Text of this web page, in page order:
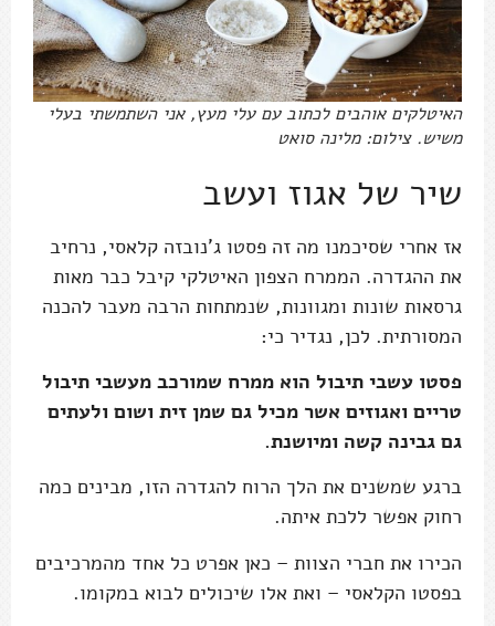
האיטלקים אוהבים לכתוב עם עלי מעץ, אני השתמשתי בעלי
משיש. צילום: מלינה סואט
שיר של אגוז ועשב
אז אחרי שסיכמנו מה זה פסטו ג'נובזה קלאסי, נרחיב
את ההגדרה. הממרח הצפון האיטלקי קיבל כבר מאות
גרסאות שונות ומגוונות, שנמתחות הרבה מעבר להכנה
המסורתית. לכן, נגדיר כי:
פסטו עשבי תיבול הוא ממרח שמורכב מעשבי תיבול
טריים ואגוזים אשר מכיל גם שמן זית ושום ולעתים
גם גבינה קשה ומיושנת.
ברגע שמשנים את הלך הרוח להגדרה הזו, מבינים כמה
רחוק אפשר ללכת איתה.
הכירו את חברי הצוות – כאן אפרט כל אחד מהמרכיבים
בפסטו הקלאסי – ואת אלו שיכולים לבוא במקומו.